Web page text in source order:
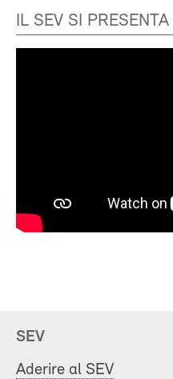
IL SEV SI PRESENTA
SEV
Aderire al SEV